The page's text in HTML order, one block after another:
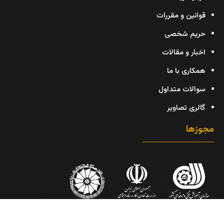
قوانین و مقررات
حریم شخصی
اخبار و مقالات
همکاری با ما
سوالات متداول
گالری تصاویر
مجوزها